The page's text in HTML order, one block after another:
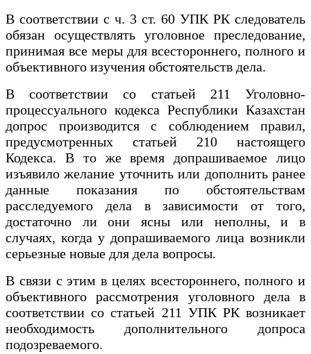
В соответствии с ч. 3 ст. 60 УПК РК следователь
обязан осуществлять уголовное преследование,
принимая все меры для всестороннего, полного и
объективного изучения обстоятельств дела.
В соответствии со статьей 211 Уголовно-
процессуального кодекса Республики Казахстан
допрос производится с соблюдением правил,
предусмотренных статьей 210 настоящего
Кодекса. В то же время допрашиваемое лицо
изъявило желание уточнить или дополнить ранее
данные показания по обстоятельствам
расследуемого дела в зависимости от того,
достаточно ли они ясны или неполны, и в
случаях, когда у допрашиваемого лица возникли
серьезные новые для дела вопросы.
В связи с этим в целях всестороннего, полного и
объективного рассмотрения уголовного дела в
соответствии со статьей 211 УПК РК возникает
необходимость дополнительного допроса
подозреваемого.